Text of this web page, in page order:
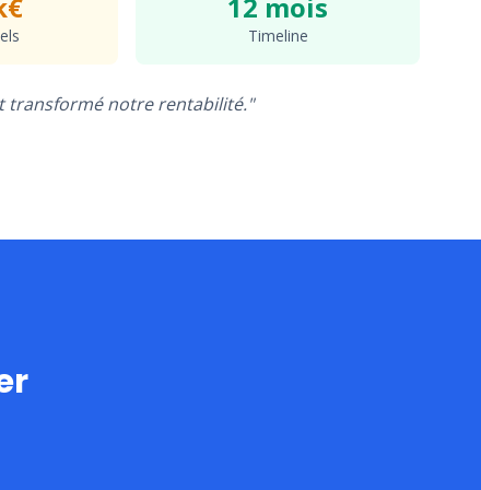
Timeline
transformé notre rentabilité."